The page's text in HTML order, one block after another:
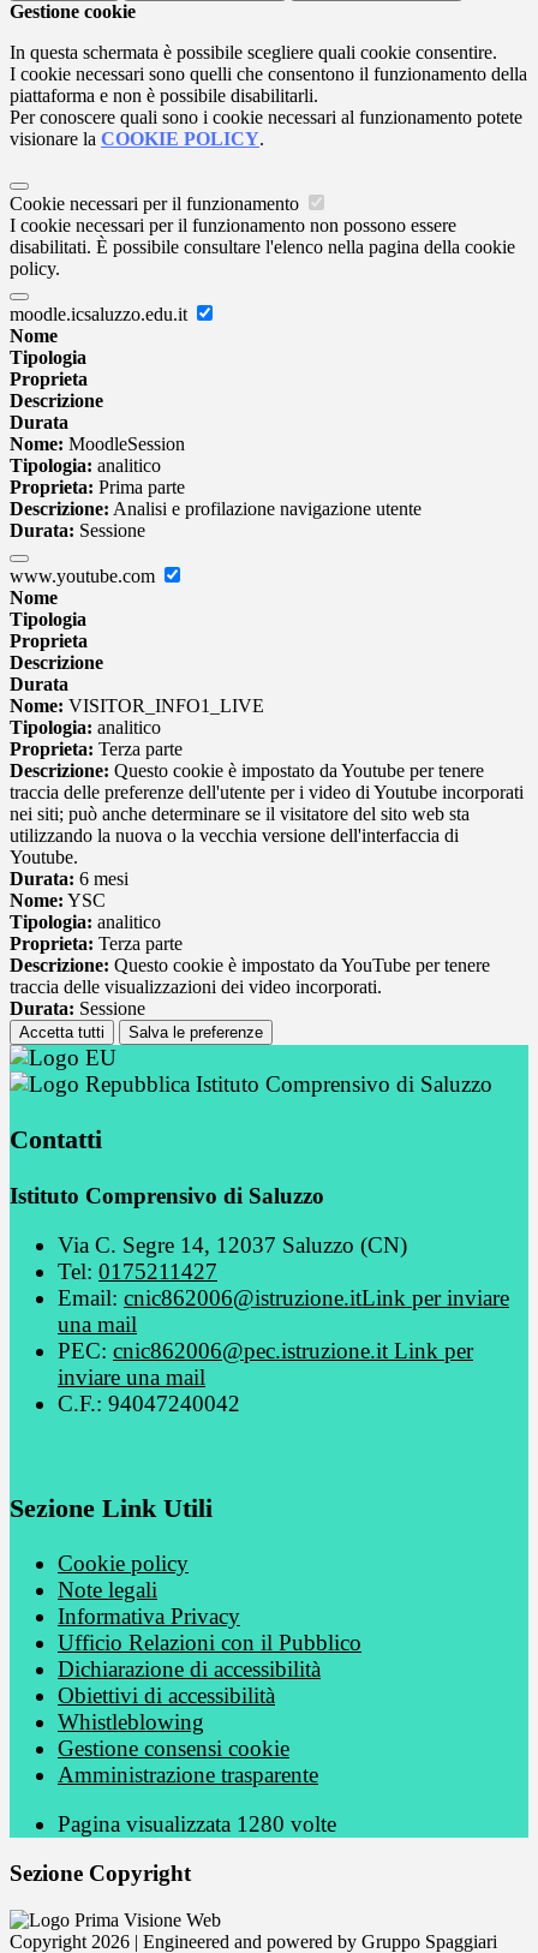
Gestione cookie
In questa schermata è possibile scegliere quali cookie consentire.
I cookie necessari sono quelli che consentono il funzionamento della
piattaforma e non è possibile disabilitarli.
Per conoscere quali sono i cookie necessari al funzionamento potete
visionare la COOKIE POLICY.
Cookie necessari per il funzionamento
I cookie necessari per il funzionamento non possono essere
disabilitati. È possibile consultare l'elenco nella pagina della cookie
policy.
moodle.icsaluzzo.edu.it
Nome
Tipologia
Proprieta
Descrizione
Durata
Nome: MoodleSession
Tipologia: analitico
Proprieta: Prima parte
Descrizione: Analisi e profilazione navigazione utente
Durata: Sessione
www.youtube.com
Nome
Tipologia
Proprieta
Descrizione
Durata
Nome: VISITOR_INFO1_LIVE
Tipologia: analitico
Proprieta: Terza parte
Descrizione: Questo cookie è impostato da Youtube per tenere
traccia delle preferenze dell'utente per i video di Youtube incorporati
nei siti; può anche determinare se il visitatore del sito web sta
utilizzando la nuova o la vecchia versione dell'interfaccia di
Youtube.
Durata: 6 mesi
Nome: YSC
Tipologia: analitico
Proprieta: Terza parte
Descrizione: Questo cookie è impostato da YouTube per tenere
traccia delle visualizzazioni dei video incorporati.
Durata: Sessione
Accetta tutti Salva le preferenze
Istituto Comprensivo di Saluzzo
Contatti
Istituto Comprensivo di Saluzzo
Via C. Segre 14, 12037 Saluzzo (CN)
Tel: 0175211427
Email: cnic862006@istruzione.itLink per inviare
una mail
PEC: cnic862006@pec.istruzione.it Link per
inviare una mail
C.F.: 94047240042
Sezione Link Utili
Cookie policy
Note legali
Informativa Privacy
Ufficio Relazioni con il Pubblico
Dichiarazione di accessibilità
Obiettivi di accessibilità
Whistleblowing
Gestione consensi cookie
Amministrazione trasparente
Pagina visualizzata 1280 volte
Sezione Copyright
Copyright 2026 | Engineered and powered by Gruppo Spaggiari